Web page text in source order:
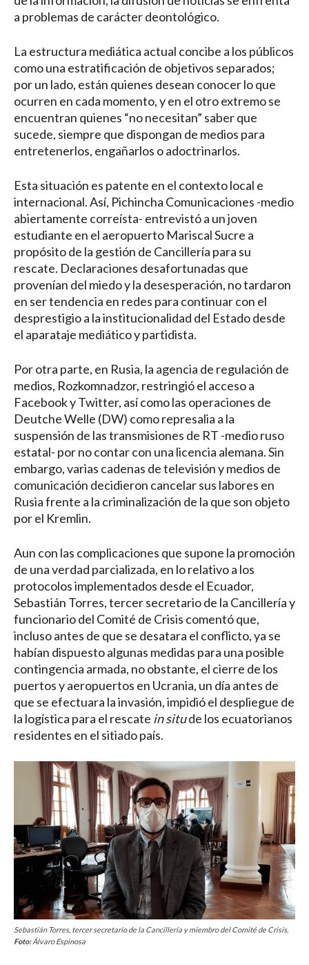
a problemas de carácter deontológico.
La estructura mediática actual concibe a los públicos
como una estratificación de objetivos separados;
por un lado, están quienes desean conocer lo que
ocurren en cada momento, y en el otro extremo se
encuentran quienes “no necesitan” saber que
sucede, siempre que dispongan de medios para
entretenerlos, engañarlos o adoctrinarlos.
Esta situación es patente en el contexto local e
internacional. Así, Pichincha Comunicaciones -medio
abiertamente correísta- entrevistó a un joven
estudiante en el aeropuerto Mariscal Sucre a
propósito de la gestión de Cancillería para su
rescate. Declaraciones desafortunadas que
provenían del miedo y la desesperación, no tardaron
en ser tendencia en redes para continuar con el
desprestigio a la institucionalidad del Estado desde
el aparataje mediático y partidista.
Por otra parte, en Rusia, la agencia de regulación de
medios, Rozkomnadzor, restringió el acceso a
Facebook y Twitter, así como las operaciones de
Deutche Welle (DW) como represalia a la
suspensión de las transmisiones de RT -medio ruso
estatal- por no contar con una licencia alemana. Sin
embargo, varias cadenas de televisión y medios de
comunicación decidieron cancelar sus labores en
Rusia frente a la criminalización de la que son objeto
por el Kremlin.
Aun con las complicaciones que supone la promoción
de una verdad parcializada, en lo relativo a los
protocolos implementados desde el Ecuador,
Sebastián Torres, tercer secretario de la Cancillería y
funcionario del Comité de Crisis comentó que,
incluso antes de que se desatara el conflicto, ya se
habían dispuesto algunas medidas para una posible
contingencia armada, no obstante, el cierre de los
puertos y aeropuertos en Ucrania, un día antes de
que se efectuara la invasión, impidió el despliegue de
la logística para el rescate in situde los ecuatorianos
residentes en el sitiado país.
Sebastián Torres, tercer secretario de la Cancillería y miembro del Comité de Crisis.
Foto:Álvaro Espinosa